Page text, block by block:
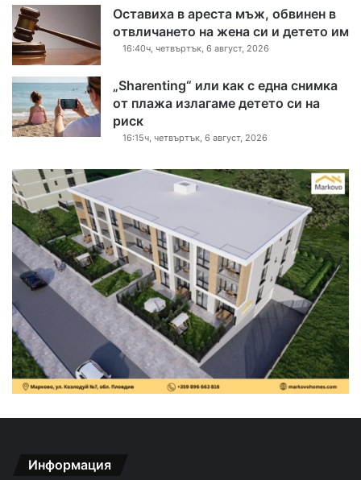
Оставиха в ареста мъж, обвинен в
отвличането на жена си и детето им
16:40ч, четвъртък, 6 август, 2026
„Sharenting“ или как с една снимка
от плажа излагаме детето си на
риск
16:15ч, четвъртък, 6 август, 2026
Информация